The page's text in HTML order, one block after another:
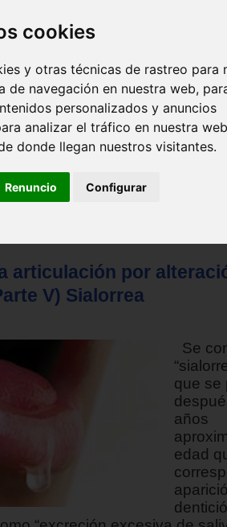
cookies
y otras técnicas de rastreo para
de navegación en nuestra web,
personalizados y anuncios
analizar el tráfico en nuestra
donde llegan nuestros visitantes.
Renuncio Configurar
articulación por
V) Sialorrea
Se
que se
años
edad